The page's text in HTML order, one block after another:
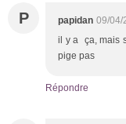
P papidan 09/04/
il y a ça, mais
pige pas
Répondre